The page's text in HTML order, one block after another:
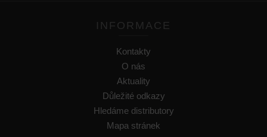
INFORMACE
Kontakty
O nás
Aktuality
Důležité odkazy
Hledáme distributory
Mapa stránek